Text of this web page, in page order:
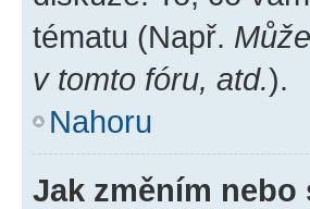
tématu (Např.
v tomto fóru, atd.).
Nahoru
Jak změním